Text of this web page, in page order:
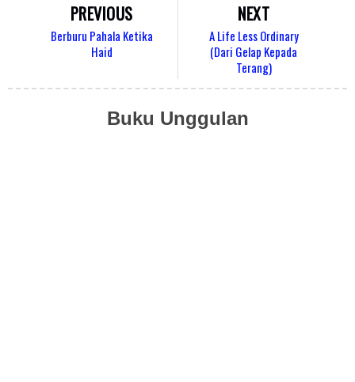
NEXT
A Life Less Ordinary
(Dari Gelap Kepada
Terang)
PREVIOUS
Berburu Pahala Ketika
Haid
Buku Unggulan